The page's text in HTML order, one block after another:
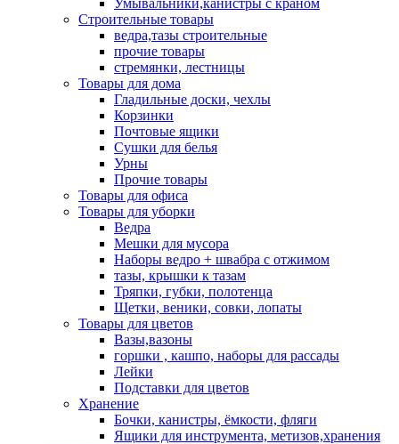
Умывальники,канистры с краном
Строительные товары
ведра,тазы строительные
прочие товары
стремянки, лестницы
Товары для дома
Гладильные доски, чехлы
Корзинки
Почтовые ящики
Сушки для белья
Урны
Прочие товары
Товары для офиса
Товары для уборки
Ведра
Мешки для мусора
Наборы ведро + швабра с отжимом
тазы, крышки к тазам
Тряпки, губки, полотенца
Щетки, веники, совки, лопаты
Товары для цветов
Вазы,вазоны
горшки , кашпо, наборы для рассады
Лейки
Подставки для цветов
Хранение
Бочки, канистры, ёмкости, фляги
Ящики для инструмента, метизов,хранения